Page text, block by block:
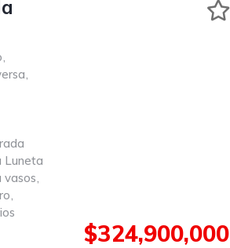
,
,
Luneta
vasos,
,
$324,900,000